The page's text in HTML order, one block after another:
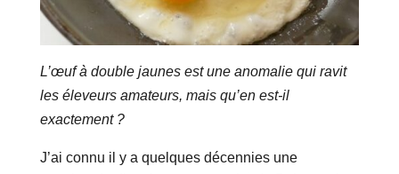
L’œuf à double jaunes est une anomalie qui ravit
les éleveurs amateurs, mais qu’en est-il
exactement ?
J’ai connu il y a quelques décennies une